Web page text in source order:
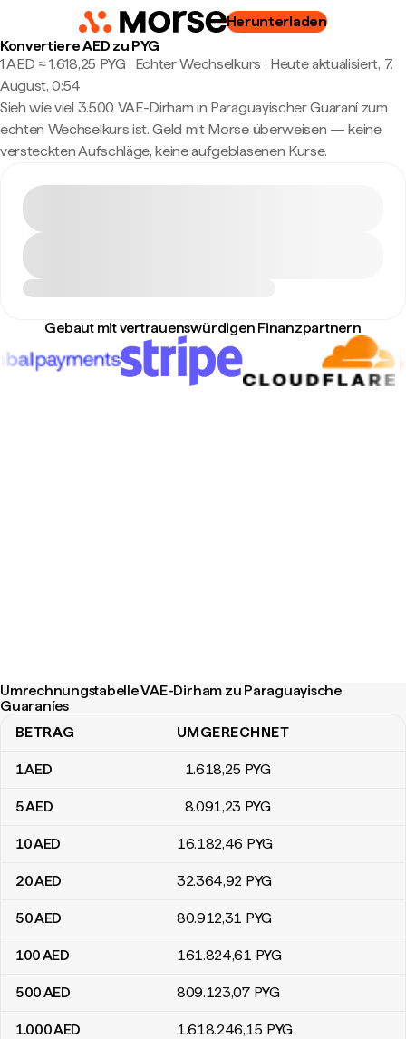
Herunterladen
Konvertiere AED zu PYG
1 AED ≈ 1.618,25 PYG · Echter Wechselkurs · Heute aktualisiert, 7.
August, 0:54
Sieh wie viel 3.500 VAE-Dirham in Paraguayischer Guaraní zum
echten Wechselkurs ist. Geld mit Morse überweisen — keine
versteckten Aufschläge, keine aufgeblasenen Kurse.
Gebaut mit vertrauenswürdigen Finanzpartnern
Umrechnungstabelle VAE-Dirham zu Paraguayische
Guaraníes
Umrechnungstabelle VAE-Dirham zu Paraguayische Guaraníes
BETRAG UMGERECHNET
1AED 1.618,25 PYG
5AED 8.091,23 PYG
10AED 16.182,46 PYG
20AED 32.364,92 PYG
50AED 80.912,31 PYG
100AED 161.824,61 PYG
500AED 809.123,07 PYG
1.000AED 1.618.246,15 PYG